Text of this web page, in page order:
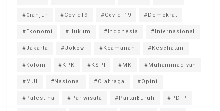
#Cianjur #Covid19 #Covid_19 #Demokrat
#Ekonomi #Hukum #Indonesia #Internasional
#Jakarta #Jokowi #Keamanan #Kesehatan
#Kolom #KPK #KSPI #MK #Muhammadiyah
#MUI #Nasional #Olahraga #Opini
#Palestina #Pariwisata #PartaiBuruh #PDIP